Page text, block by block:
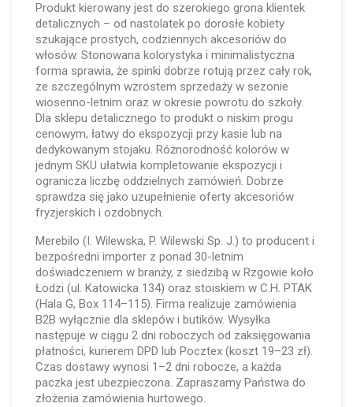
Produkt kierowany jest do szerokiego grona klientek
detalicznych – od nastolatek po dorosłe kobiety
szukające prostych, codziennych akcesoriów do
włosów. Stonowana kolorystyka i minimalistyczna
forma sprawia, że spinki dobrze rotują przez cały rok,
ze szczególnym wzrostem sprzedaży w sezonie
wiosenno-letnim oraz w okresie powrotu do szkoły.
Dla sklepu detalicznego to produkt o niskim progu
cenowym, łatwy do ekspozycji przy kasie lub na
dedykowanym stojaku. Różnorodność kolorów w
jednym SKU ułatwia kompletowanie ekspozycji i
ogranicza liczbę oddzielnych zamówień. Dobrze
sprawdza się jako uzupełnienie oferty akcesoriów
fryzjerskich i ozdobnych.
Merebilo (I. Wilewska, P. Wilewski Sp. J.) to producent i
bezpośredni importer z ponad 30-letnim
doświadczeniem w branży, z siedzibą w Rzgowie koło
Łodzi (ul. Katowicka 134) oraz stoiskiem w C.H. PTAK
(Hala G, Box 114–115). Firma realizuje zamówienia
B2B wyłącznie dla sklepów i butików. Wysyłka
następuje w ciągu 2 dni roboczych od zaksięgowania
płatności, kurierem DPD lub Pocztex (koszt 19–23 zł).
Czas dostawy wynosi 1–2 dni robocze, a każda
paczka jest ubezpieczona. Zapraszamy Państwa do
złożenia zamówienia hurtowego.